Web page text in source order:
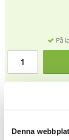
Denna
På
regelsæt for blødt